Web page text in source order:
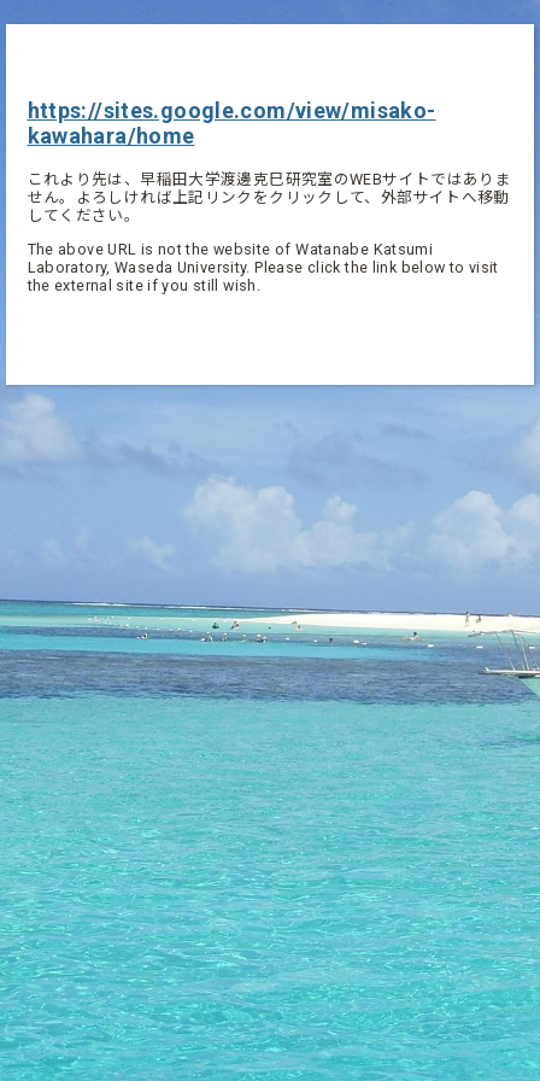
https://sites.google.com/view/misako-
kawahara/home
これより先は、早稲田大学渡邊克巳研究室のWEBサイトではありま
せん。よろしければ上記リンクをクリックして、外部サイトへ移動
してください。
The above URL is not the website of Watanabe Katsumi
Laboratory, Waseda University. Please click the link below to visit
the external site if you still wish.